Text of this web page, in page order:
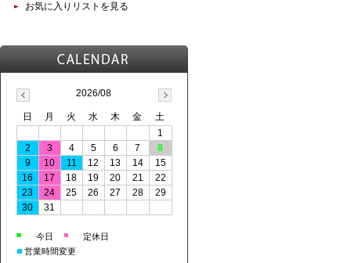
お気に入りリストを見る
2026/08
日 月 火 水 木 金
土
1
2
3 4 5 6 7
8
9
10 11 12 13 14
15
16
17 18 19 20 21
22
23
24 25 26 27 28
29
30
31
■ 今日 ■ 定休日
■ 営業時間変更